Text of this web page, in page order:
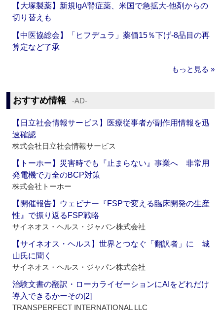
【大塚製薬】新規IgA腎症薬、米国で急拡大‐他剤からの
切り替えも
【中医協総会】「ヒフデュラ」薬価15％下げ‐8品目の再
算定など了承
もっと見る »
おすすめ情報 ‐AD‐
【日立社会情報サービス】医療従事者が副作用情報を迅
速確認
株式会社日立社会情報サービス
【トーホー】災害時でも『止まらない』事業へ 非常用
発電機で万全のBCP対策
株式会社トーホー
【開催報告】ウェビナー『FSPで変える臨床開発の生産
性』で振り返るFSP戦略
サイネオス・ヘルス・ジャパン株式会社
【サイネオス・ヘルス】世界とつなぐ「翻訳者」に 城
山氏に聞く
サイネオス・ヘルス・ジャパン株式会社
治験文書の翻訳・ローカライゼーションにAIをどれだけ
導入できるかーその[2]
TRANSPERFECT INTERNATIONAL LLC